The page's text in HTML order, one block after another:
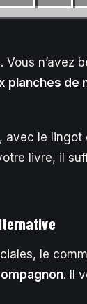
n’avez
planches de
avec le
livre, il
le
. Il